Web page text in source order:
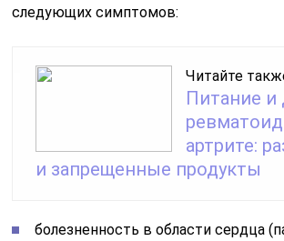
следующих симптомов:
Читайте
Питание и
артрите:
и запрещенные продукты
болезненность в области сердца